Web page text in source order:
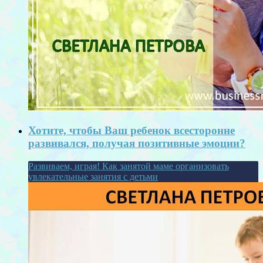
Хотите, чтобы Ваш ребенок всесторонне
развивался, получая позитивные эмоции?
Развиваем, играя! Как занятой маме организовать
увлекательные занятия с детьми